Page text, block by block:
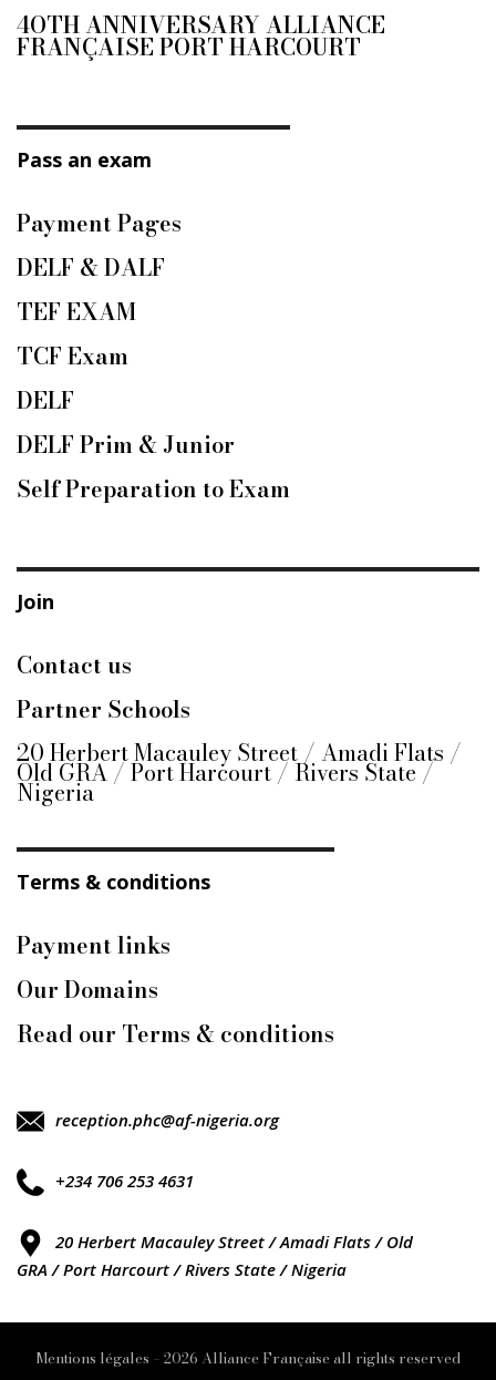
4OTH ANNIVERSARY ALLIANCE
FRANÇAISE PORT HARCOURT
Pass an exam
Payment Pages
DELF & DALF
TEF EXAM
TCF Exam
DELF
DELF Prim & Junior
Self Preparation to Exam
Join
Contact us
Partner Schools
20 Herbert Macauley Street / Amadi Flats /
Old GRA / Port Harcourt / Rivers State /
Nigeria
Terms & conditions
Payment links
Our Domains
Read our Terms & conditions
reception.phc@af-nigeria.org
+234 706 253 4631
20 Herbert Macauley Street / Amadi Flats / Old
GRA / Port Harcourt / Rivers State / Nigeria
Mentions légales – 2026 Alliance Française all rights reserved